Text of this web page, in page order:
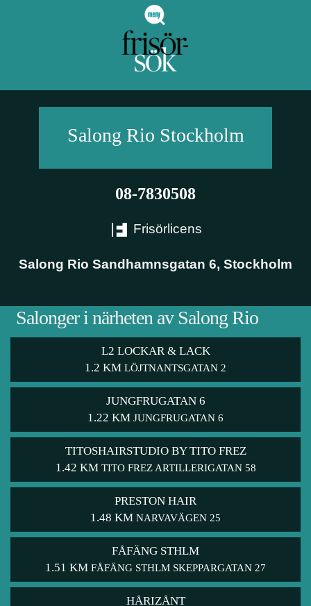
Salong Rio Stockholm
08-7830508
Frisörlicens
Salong Rio Sandhamnsgatan 6, Stockholm
Salonger i närheten av Salong Rio
L2 LOCKAR & LACK
1.2 KM LÖJTNANTSGATAN 2
JUNGFRUGATAN 6
1.22 KM JUNGFRUGATAN 6
TITOSHAIRSTUDIO BY TITO FREZ
1.42 KM TITO FREZ ARTILLERIGATAN 58
PRESTON HAIR
1.48 KM NARVAVÄGEN 25
FÅFÄNG STHLM
1.51 KM FÅFÄNG STHLM SKEPPARGATAN 27
HÅRIZÅNT